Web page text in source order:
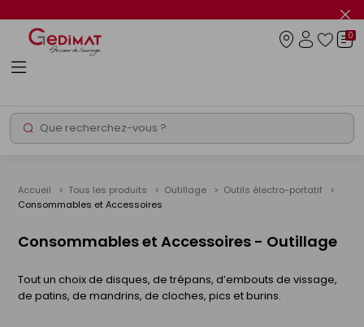
le
info
Rechercher
0
Accueil Tous les produits Outillage
Outils électro-portatif
Consommables et Accessoires
Consommables et Accessoires - Outillage
Tout un choix de disques, de trépans, d’embouts de vissage,
de patins, de mandrins, de cloches, pics et burins.